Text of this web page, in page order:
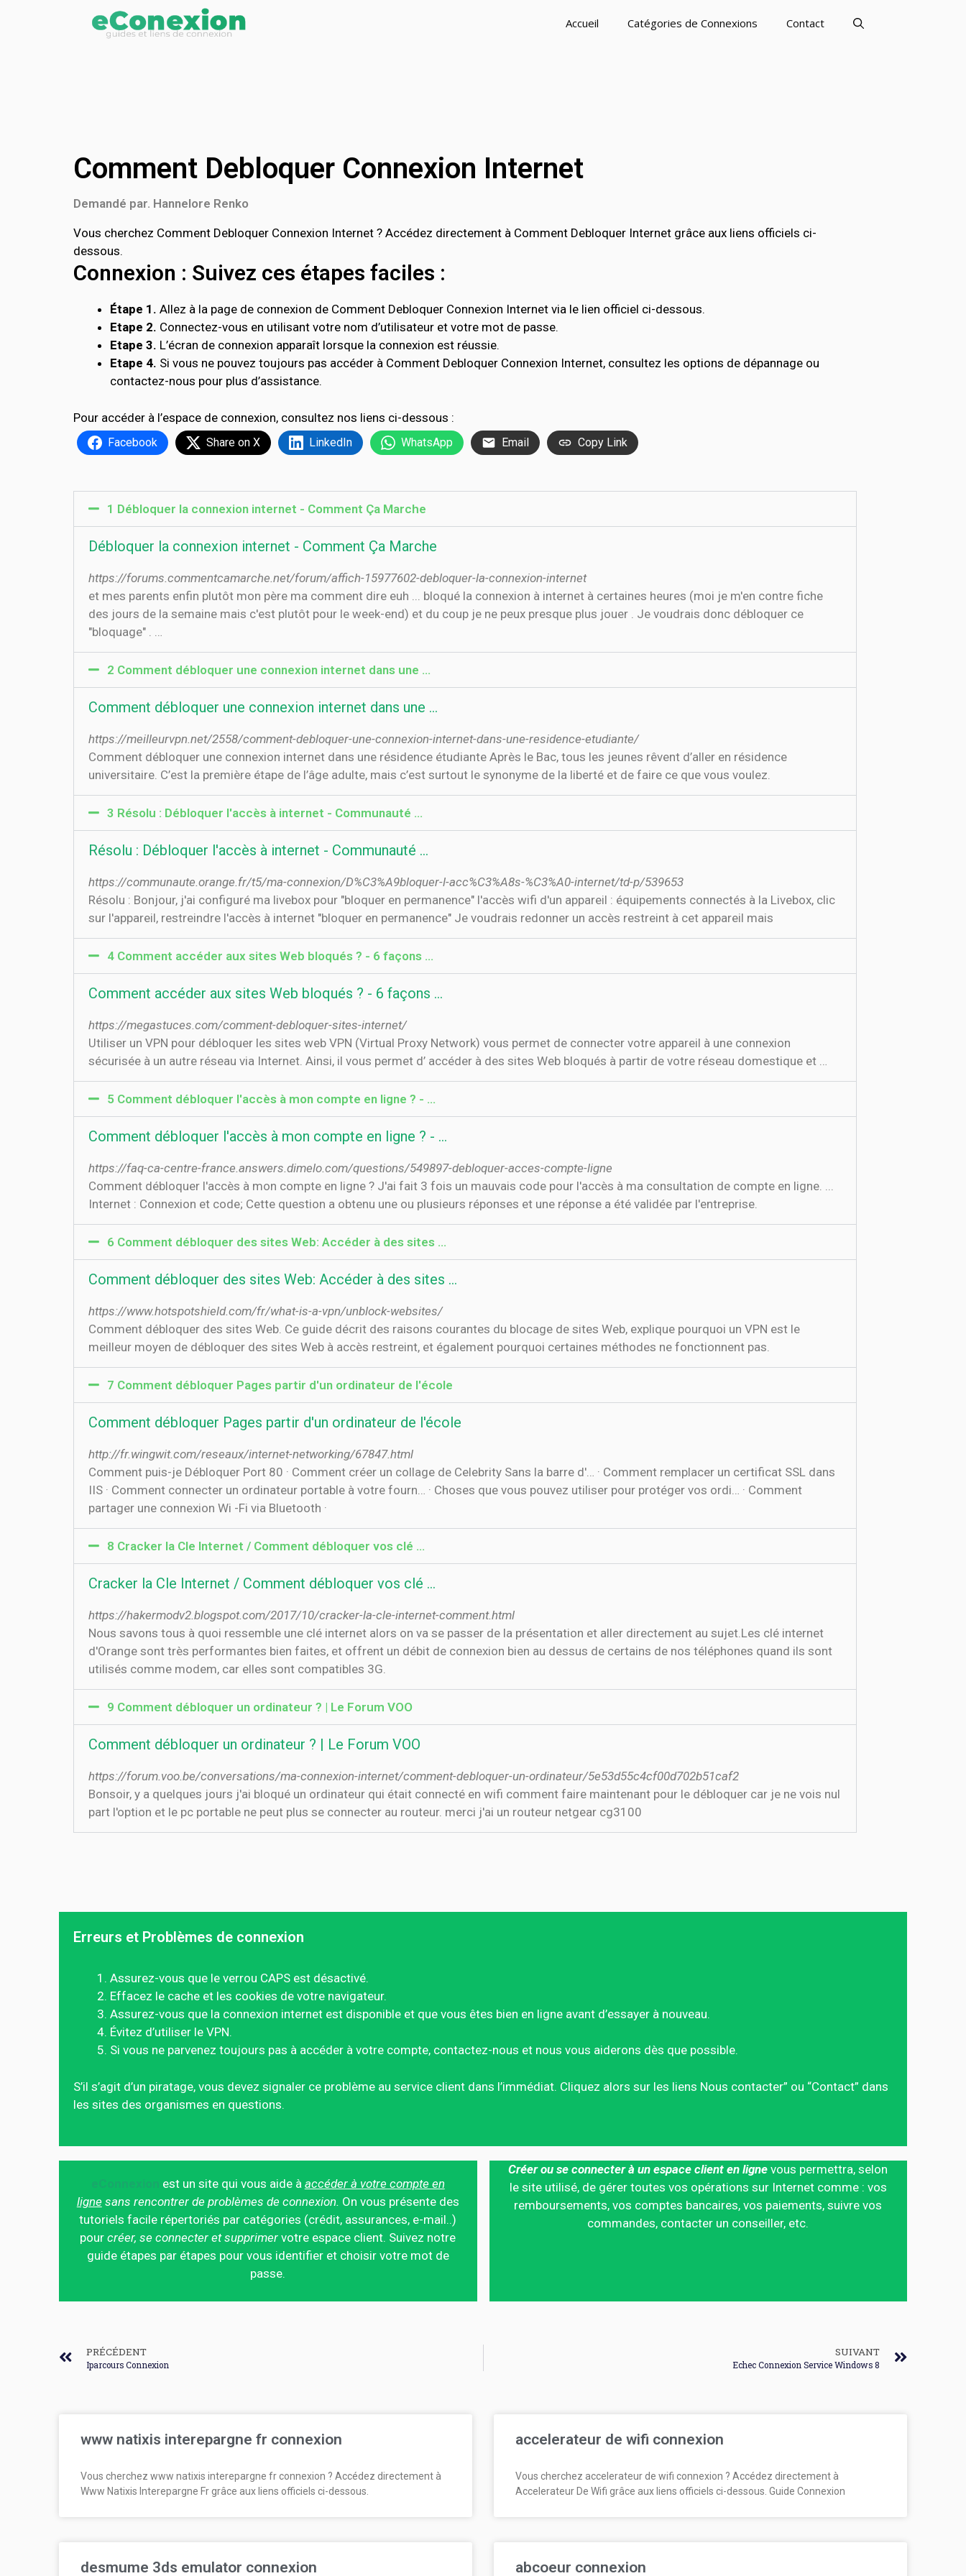
Accueil Catégories de Connexions Contact
Comment Debloquer Connexion Internet
Demandé par. Hannelore Renko
Vous cherchez Comment Debloquer Connexion Internet ? Accédez directement à Comment Debloquer Internet grâce aux liens officiels ci-
dessous.
Connexion : Suivez ces étapes faciles :
Étape 1. Allez à la page de connexion de Comment Debloquer Connexion Internet via le lien officiel ci-dessous.
Etape 2. Connectez-vous en utilisant votre nom d’utilisateur et votre mot de passe.
Etape 3. L’écran de connexion apparaît lorsque la connexion est réussie.
Etape 4. Si vous ne pouvez toujours pas accéder à Comment Debloquer Connexion Internet, consultez les options de dépannage ou
contactez-nous pour plus d’assistance.
Pour accéder à l’espace de connexion, consultez nos liens ci-dessous :
Facebook Share on X LinkedIn WhatsApp Email Copy Link
1 Débloquer la connexion internet - Comment Ça Marche
Débloquer la connexion internet - Comment Ça Marche
https://forums.commentcamarche.net/forum/affich-15977602-debloquer-la-connexion-internet
et mes parents enfin plutôt mon père ma comment dire euh ... bloqué la connexion à internet à certaines heures (moi je m'en contre fiche
des jours de la semaine mais c'est plutôt pour le week-end) et du coup je ne peux presque plus jouer . Je voudrais donc débloquer ce
"bloquage" . …
2 Comment débloquer une connexion internet dans une ...
Comment débloquer une connexion internet dans une ...
https://meilleurvpn.net/2558/comment-debloquer-une-connexion-internet-dans-une-residence-etudiante/
Comment débloquer une connexion internet dans une résidence étudiante Après le Bac, tous les jeunes rêvent d’aller en résidence
universitaire. C’est la première étape de l’âge adulte, mais c’est surtout le synonyme de la liberté et de faire ce que vous voulez.
3 Résolu : Débloquer l'accès à internet - Communauté …
Résolu : Débloquer l'accès à internet - Communauté …
https://communaute.orange.fr/t5/ma-connexion/D%C3%A9bloquer-l-acc%C3%A8s-%C3%A0-internet/td-p/539653
Résolu : Bonjour, j'ai configuré ma livebox pour "bloquer en permanence" l'accès wifi d'un appareil : équipements connectés à la Livebox, clic
sur l'appareil, restreindre l'accès à internet "bloquer en permanence" Je voudrais redonner un accès restreint à cet appareil mais
4 Comment accéder aux sites Web bloqués ? - 6 façons …
Comment accéder aux sites Web bloqués ? - 6 façons …
https://megastuces.com/comment-debloquer-sites-internet/
Utiliser un VPN pour débloquer les sites web VPN (Virtual Proxy Network) vous permet de connecter votre appareil à une connexion
sécurisée à un autre réseau via Internet. Ainsi, il vous permet d’ accéder à des sites Web bloqués à partir de votre réseau domestique et …
5 Comment débloquer l'accès à mon compte en ligne ? - …
Comment débloquer l'accès à mon compte en ligne ? - …
https://faq-ca-centre-france.answers.dimelo.com/questions/549897-debloquer-acces-compte-ligne
Comment débloquer l'accès à mon compte en ligne ? J'ai fait 3 fois un mauvais code pour l'accès à ma consultation de compte en ligne. ...
Internet : Connexion et code; Cette question a obtenu une ou plusieurs réponses et une réponse a été validée par l'entreprise.
6 Comment débloquer des sites Web: Accéder à des sites …
Comment débloquer des sites Web: Accéder à des sites …
https://www.hotspotshield.com/fr/what-is-a-vpn/unblock-websites/
Comment débloquer des sites Web. Ce guide décrit des raisons courantes du blocage de sites Web, explique pourquoi un VPN est le
meilleur moyen de débloquer des sites Web à accès restreint, et également pourquoi certaines méthodes ne fonctionnent pas.
7 Comment débloquer Pages partir d'un ordinateur de l'école
Comment débloquer Pages partir d'un ordinateur de l'école
http://fr.wingwit.com/reseaux/internet-networking/67847.html
Comment puis-je Débloquer Port 80 · Comment créer un collage de Celebrity Sans la barre d'… · Comment remplacer un certificat SSL dans
IIS · Comment connecter un ordinateur portable à votre fourn… · Choses que vous pouvez utiliser pour protéger vos ordi… · Comment
partager une connexion Wi -Fi via Bluetooth ·
8 Cracker la Cle Internet / Comment débloquer vos clé …
Cracker la Cle Internet / Comment débloquer vos clé …
https://hakermodv2.blogspot.com/2017/10/cracker-la-cle-internet-comment.html
Nous savons tous à quoi ressemble une clé internet alors on va se passer de la présentation et aller directement au sujet.Les clé internet
d'Orange sont très performantes bien faites, et offrent un débit de connexion bien au dessus de certains de nos téléphones quand ils sont
utilisés comme modem, car elles sont compatibles 3G.
9 Comment débloquer un ordinateur ? | Le Forum VOO
Comment débloquer un ordinateur ? | Le Forum VOO
https://forum.voo.be/conversations/ma-connexion-internet/comment-debloquer-un-ordinateur/5e53d55c4cf00d702b51caf2
Bonsoir, y a quelques jours j'ai bloqué un ordinateur qui était connecté en wifi comment faire maintenant pour le débloquer car je ne vois nul
part l'option et le pc portable ne peut plus se connecter au routeur. merci j'ai un routeur netgear cg3100
Erreurs et Problèmes de connexion
Assurez-vous que le verrou CAPS est désactivé.
Effacez le cache et les cookies de votre navigateur.
Assurez-vous que la connexion internet est disponible et que vous êtes bien en ligne avant d’essayer à nouveau.
Évitez d’utiliser le VPN.
Si vous ne parvenez toujours pas à accéder à votre compte, contactez-nous et nous vous aiderons dès que possible.
S’il s’agit d’un piratage, vous devez signaler ce problème au service client dans l’immédiat. Cliquez alors sur les liens Nous contacter” ou “Contact” dans
les sites des organismes en questions.
est un site qui vous aide à accéder à votre compte en
ligne sans rencontrer de problèmes de connexion. On vous présente des
tutoriels facile répertoriés par catégories (crédit, assurances, e-mail..)
pourcréer, se connecter et supprimer votre espace client. Suivez notre
guide étapes par étapes pour vous identifier et choisir votre mot de
passe.
Créer ou se connecter à un espace client en ligne vous permettra, selon
le site utilisé, de gérer toutes vos opérations sur Internet comme : vos
remboursements, vos comptes bancaires, vos paiements, suivre vos
commandes, contacter un conseiller, etc.
PRÉCÉDENT
Iparcours Connexion
SUIVANT
Echec Connexion Service Windows 8
www natixis interepargne fr connexion
Vous cherchez www natixis interepargne fr connexion ? Accédez directement à
Www Natixis Interepargne Fr grâce aux liens officiels ci-dessous.
accelerateur de wifi connexion
Vous cherchez accelerateur de wifi connexion ? Accédez directement à
Accelerateur De Wifi grâce aux liens officiels ci-dessous. Guide Connexion
desmume 3ds emulator connexion abcoeur connexion